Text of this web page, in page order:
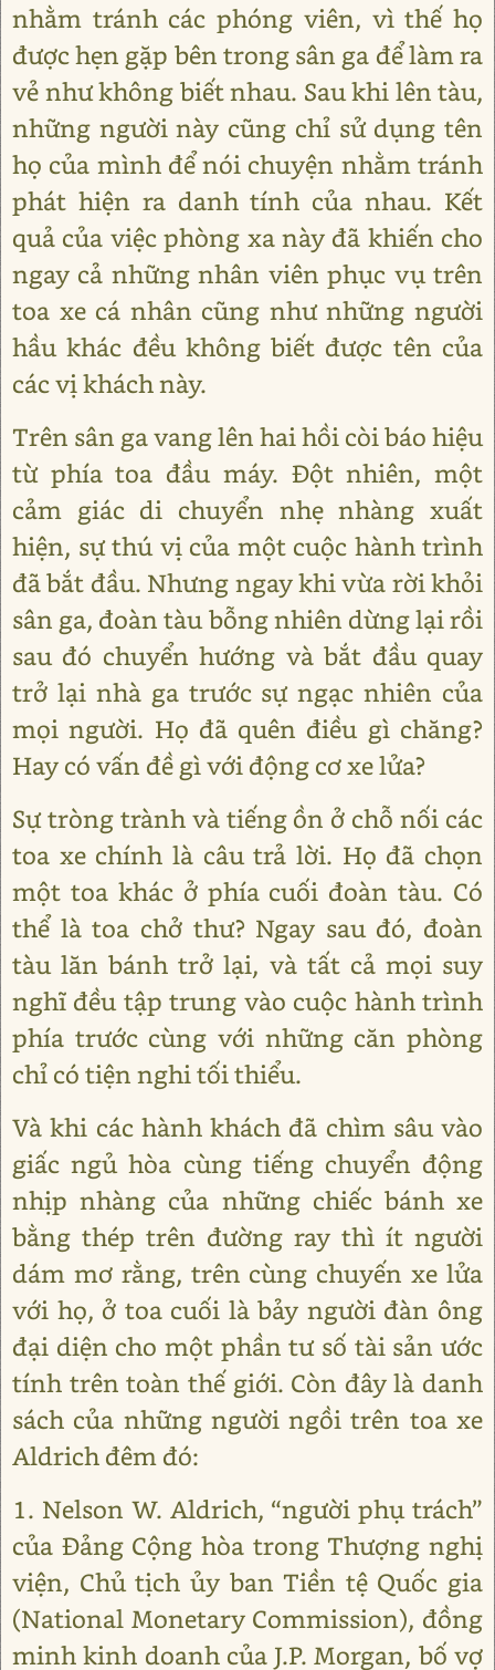
nhằm tránh các phóng viên, vì thế họ
được hẹn gặp bên trong sân ga để làm ra
vẻ như không biết nhau. Sau khi lên tàu,
những người này cũng chỉ sử dụng tên
họ của mình để nói chuyện nhằm tránh
phát hiện ra danh tính của nhau. Kết
quả của việc phòng xa này đã khiến cho
ngay cả những nhân viên phục vụ trên
toa xe cá nhân cũng như những người
hầu khác đều không biết được tên của
các vị khách này.
Trên sân ga vang lên hai hồi còi báo hiệu
từ phía toa đầu máy. Đột nhiên, một
cảm giác di chuyển nhẹ nhàng xuất
hiện, sự thú vị của một cuộc hành trình
đã bắt đầu. Nhưng ngay khi vừa rời khỏi
sân ga, đoàn tàu bỗng nhiên dừng lại rồi
sau đó chuyển hướng và bắt đầu quay
trở lại nhà ga trước sự ngạc nhiên của
mọi người. Họ đã quên điều gì chăng?
Hay có vấn đề gì với động cơ xe lửa?
Sự tròng trành và tiếng ồn ở chỗ nối các
toa xe chính là câu trả lời. Họ đã chọn
một toa khác ở phía cuối đoàn tàu. Có
thể là toa chở thư? Ngay sau đó, đoàn
tàu lăn bánh trở lại, và tất cả mọi suy
nghĩ đều tập trung vào cuộc hành trình
phía trước cùng với những căn phòng
chỉ có tiện nghi tối thiểu.
Và khi các hành khách đã chìm sâu vào
giấc ngủ hòa cùng tiếng chuyển động
nhịp nhàng của những chiếc bánh xe
bằng thép trên đường ray thì ít người
dám mơ rằng, trên cùng chuyến xe lửa
với họ, ở toa cuối là bảy người đàn ông
đại diện cho một phần tư số tài sản ước
tính trên toàn thế giới. Còn đây là danh
sách của những người ngồi trên toa xe
Aldrich đêm đó:
1. Nelson W. Aldrich, “người phụ trách”
của Đảng Cộng hòa trong Thượng nghị
viện, Chủ tịch ủy ban Tiền tệ Quốc gia
(National Monetary Commission), đồng
minh kinh doanh của J.P. Morgan, bố vợ